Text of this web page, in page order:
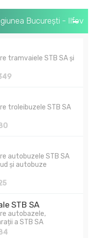
București - Ilfov
tramvaiele STB SA și
troleibuzele STB SA
autobuzele STB SA
și autobuze
STB SA
autobazele,
a STB SA